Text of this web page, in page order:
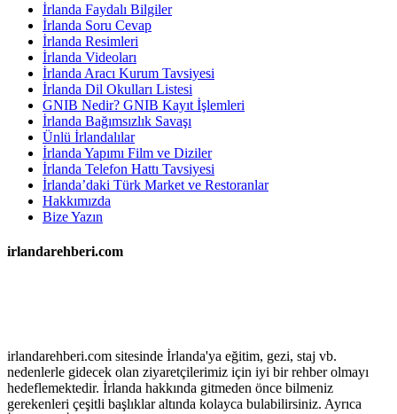
İrlanda Faydalı Bilgiler
İrlanda Soru Cevap
İrlanda Resimleri
İrlanda Videoları
İrlanda Aracı Kurum Tavsiyesi
İrlanda Dil Okulları Listesi
GNIB Nedir? GNIB Kayıt İşlemleri
İrlanda Bağımsızlık Savaşı
Ünlü İrlandalılar
İrlanda Yapımı Film ve Diziler
İrlanda Telefon Hattı Tavsiyesi
İrlanda’daki Türk Market ve Restoranlar
Hakkımızda
Bize Yazın
irlandarehberi.com
irlandarehberi.com sitesinde İrlanda'ya eğitim, gezi, staj vb.
nedenlerle gidecek olan ziyaretçilerimiz için iyi bir rehber olmayı
hedeflemektedir. İrlanda hakkında gitmeden önce bilmeniz
gerekenleri çeşitli başlıklar altında kolayca bulabilirsiniz. Ayrıca